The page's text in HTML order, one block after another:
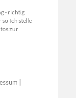
- richtig
so Ich stelle
zur